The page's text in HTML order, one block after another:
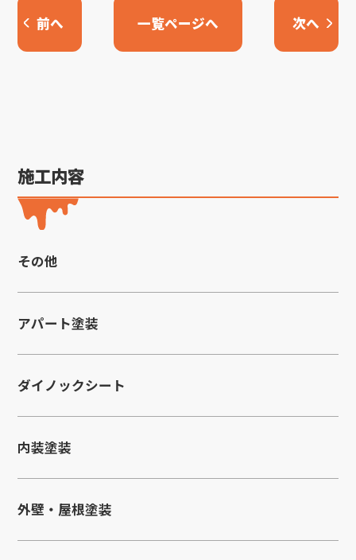
前へ 一覧ページへ 次へ
施工内容
その他
アパート塗装
ダイノックシート
内装塗装
外壁・屋根塗装